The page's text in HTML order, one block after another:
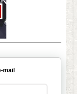
mail